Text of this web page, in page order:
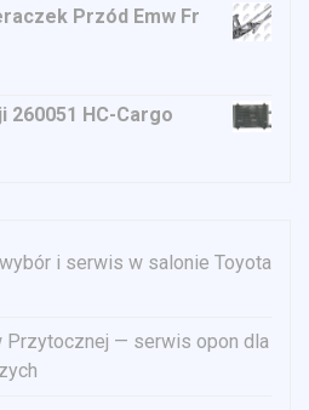
Przód Emw Fr
260051 HC-Cargo
i serwis w salonie Toyota
Przytocznej — serwis opon dla